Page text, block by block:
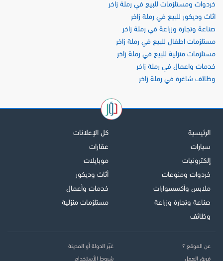
خردوات ومستلزمات للبيع في رملة زاخر
اثاث وديكور للبيع في رملة زاخر
صناعة وتجارة وزراعة في رملة زاخر
مستلزمات اطفال للبيع في رملة زاخر
مستلزمات منزلية للبيع في رملة زاخر
خدمات واعمال في رملة زاخر
وظائف شاغرة في رملة زاخر
الرئيسية
كل الإعلانات
سيارات
عقارات
إلكترونيات
موبايلات
خردوات ومنوعات
أثاث وديكور
ملابس وأكسسوارات
خدمات وأعمال
صناعة وتجارة وزراعة
مستلزمات منزلية
وظائف
عن الموقع ؟ غيّر الدولة أو المدينة
فريق العمل شروط الأستخدام